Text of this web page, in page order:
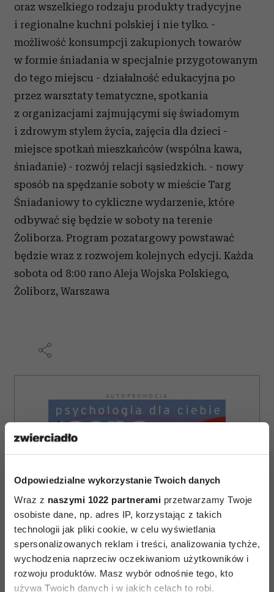
Odpowiedzialne wykorzystanie Twoich danych
Wraz z naszymi 1022 partnerami przetwarzamy Twoje
osobiste dane, np. adres IP, korzystając z takich
technologii jak pliki cookie, w celu wyświetlania
spersonalizowanych reklam i treści, analizowania tychże,
wychodzenia naprzeciw oczekiwaniom użytkowników i
rozwoju produktów. Masz wybór odnośnie tego, kto
używa Twoich danych i w jakich celach to robi.
oraz wszelkiego rodzaju produkty tradycyjne
i regionalne kuchni polskiej i nie tylko. -
możliwość konsumpcji zakupionych towarów
w formie śniadania w specjalnie przygotowanym
do tego miejscu - działalność edukacyjna po
przez warsztaty tematyczne, spotkania
z organizacjami zajmującymi się świadomym
i zdrowym stylem życia, zajęcia dla dzieci -
miejsce spotkań mieszkańców (wspólna kawa,
śniadanie) - rozwój relacji sąsiedzkich. - nowy
sposób na spędzanie soboty w mieście Targ
Śniadaniowy to cykliczne wydarzenie, które
odbywać się będzie w soboty na terenie
Żoliborza. Program pozatargowy powstawać
będzie wraz z rozwojem kolejnych edycji. Każda
sobota od 8:00 rano Aleja Wojska Polskiego,
Żoliborz, Warszawa
AUTOPROMOCJA